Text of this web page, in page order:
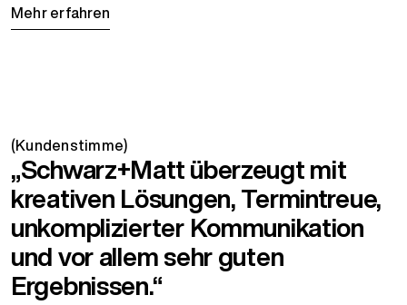
Mehr erfahren
(Kundenstimme)
„Schwarz+Matt überzeugt mit
kreativen Lösungen, Termintreue,
unkomplizierter Kommunikation
und vor allem sehr guten
Ergebnissen.“